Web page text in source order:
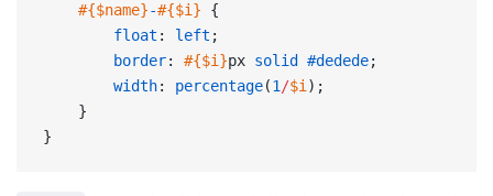
    #{$name}
-#{$i} {
        float
: left ;
        border
: #{$i}px solid #dedede;
        width
: percentage(1 /$i );
    }
}